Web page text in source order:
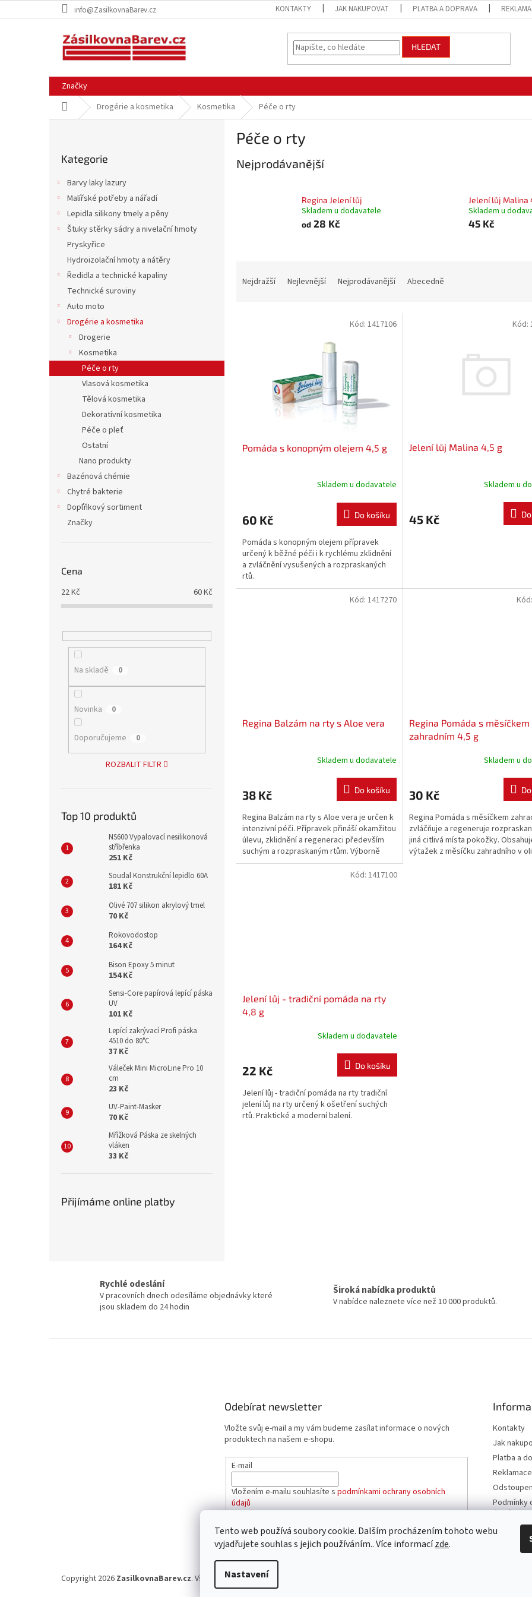
Tento web používá soubory cookie. Dalším procházením tohoto webu
vyjadřujete souhlas s jejich používáním.. Více informacízde.
Nastavení
na
info@ZasilkovnaBarev.cz KONTAKTY JAK NAKUPOVAT PLATBA A DOPRAVA
HLEDAT
Značky
Domů Drogérie a kosmetika Kosmetika Péče o rty
kategorie
Kategorie
Barvy laky lazury
Malířské potřeby a nářadí
Lepidla silikony tmely a pěny
Štuky stěrky sádry a nivelační hmoty
Pryskyřice
Hydroizolační hmoty a nátěry
Ředidla a technické kapaliny
Technické suroviny
Auto moto
Drogérie a kosmetika
Drogerie
Kosmetika
Péče o rty
Vlasová kosmetika
Tělová kosmetika
Dekoratívní kosmetika
Péče o pleť
Ostatní
Nano produkty
Bazénová chémie
Chytré bakterie
Dopľňkový sortiment
Značky
Cena
22Kč 60Kč
Na skladě 0
Novinka 0
Doporučujeme 0
ROZBALIT FILTR
Top 10 produktů
NS600 Vypalovací nesilikonová
stříbřenka
251 Kč
Soudal Konstrukční lepidlo 60A
181 Kč
Olivé 707 silikon akrylový tmel
70 Kč
Rokovodostop
164 Kč
Bison Epoxy 5 minut
154 Kč
Sensi-Core papírová lepící páska
UV
101 Kč
Lepící zakrývací Profi páska
4510 do 80°C
37 Kč
Váleček Mini MicroLine Pro 10
cm
23 Kč
UV-Paint-Masker
70 Kč
Mřížková Páska ze skelných
vláken
33 Kč
Přijímáme online platby
Péče o rty
Nejprodávanější
Regina Jelení lůj
Skladem u dodavatele
od 28 Kč
Jelení lůj Malina
Skladem u
45 Kč
Nejdražší Nejlevnější Nejprodávanější Abecedně
Pomáda s konopným olejem 4,5 g
Skladem u dodavatele
60 Kč Do košíku
Pomáda s konopným olejem přípravek
určený k běžné péči i k rychlému zklidnění
a zvláčnění vysušených a rozpraskaných
rtů.
Kód: 1417106
Jelení lůj Malina 4,5 g
Skladem u
45 Kč
Kód:
Regina Balzám na rty s Aloe vera
Skladem u dodavatele
38 Kč Do košíku
Regina Balzám na rty s Aloe vera je určen k
intenzivní péči. Přípravek přináší okamžitou
úlevu, zklidnění a regeneraci především
suchým a rozpraskaným rtům. Výborně
regeneruje, hydratuje a zklidňuje.
Kód: 1417270
Regina Pomáda s měsíčkem
zahradním 4,5 g
Skladem u
30 Kč
Regina Pomáda s měsíčkem
zvláčňuje a regeneruje
jiná citlivá místa pokožky.
výtažek z měsíčku zahradního v
Kód:
Jelení lůj - tradiční pomáda na rty
4,8 g
Skladem u dodavatele
22 Kč Do košíku
Jelení lůj - tradiční pomáda na rty tradiční
jelení lůj na rty určený k ošetření suchých
rtů. Praktické a moderní balení.
Kód: 1417100
ý
s
Rychlé odeslání
V pracovních dnech odesíláme objednávky které
jsou skladem do 24 hodin
Široká nabídka produktů
V nabídce naleznete více než 10 000 produktů.
Odebírat newsletter
Vložte svůj e-mail a my vám budeme zasílat informace o nových
produktech na našem e-shopu.
E-mail
Vložením e-mailu souhlasíte s podmínkami ochrany osobních
údajů
PŘIHLÁSIT SE
Kontakty
Jak
Platba a
Podmínky
údajů
Obchodní
Copyright 2026 ZasilkovnaBarev.cz. Všechna práva vyhrazena.